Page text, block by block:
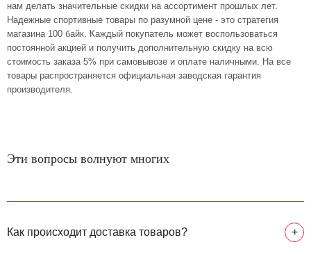
нам делать значительные скидки на ассортимент прошлых лет.
Надежные спортивные товары по разумной цене - это стратегия
магазина 100 байк. Каждый покупатель может воспользоваться
постоянной акцией и получить дополнительную скидку на всю
стоимость заказа 5% при самовывозе и оплате наличными. На все
товары распространяется официальная заводская гарантия
производителя.
Эти вопросы волнуют многих
Как происходит доставка товаров? +